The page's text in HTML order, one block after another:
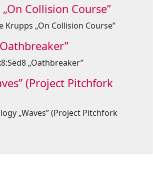
Collision Course”
(Project Pitchfork